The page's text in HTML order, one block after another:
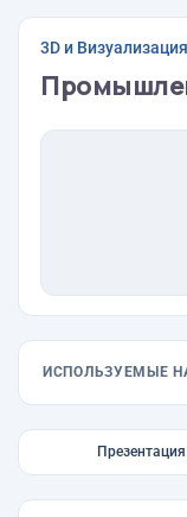
3D и Визуализация
ИСПОЛЬЗУЕМЫЕ
Презентация